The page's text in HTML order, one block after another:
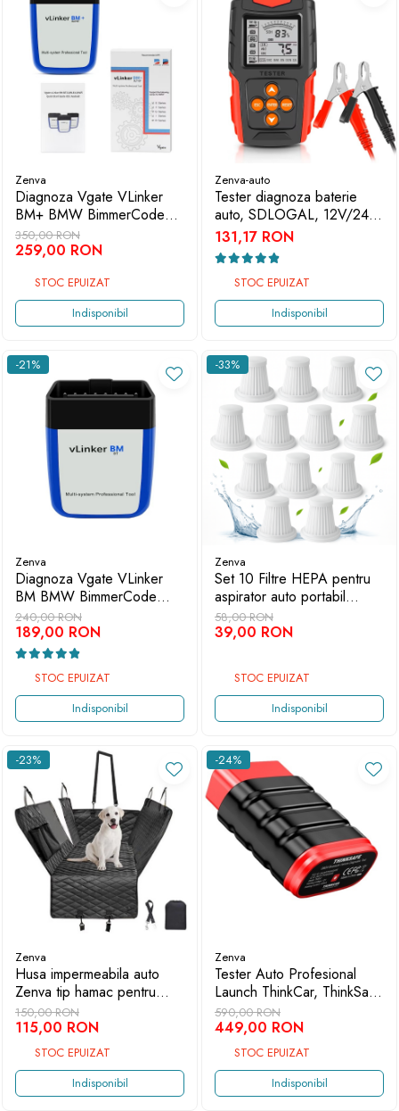
Zenva
Diagnoza Vgate VLinker
BM+ BMW BimmerCode
Resetari Live Data
Regenerare DPF, OS
350,00 RON
259,00 RON
STOC EPUIZAT
Indisponibil
Zenva-auto
Tester diagnoza baterie
auto, SDLOGAL, 12V/24V,
Afisaj digital, Compatibil cu
motociclete, autoturisme,
camioane, utilitare,
Negru/Rosu
131,17 RON
STOC EPUIZAT
Indisponibil
-21%
Zenva
Diagnoza Vgate VLinker
BM BMW BimmerCode
Resetari Live Data
Regenerare DPF, OS
Compatibil: Android
240,00 RON
189,00 RON
STOC EPUIZAT
Indisponibil
-33%
Zenva
Set 10 Filtre HEPA pentru
aspirator auto portabil
18000Pa
58,00 RON
39,00 RON
STOC EPUIZAT
Indisponibil
-23%
Zenva
Husa impermeabila auto
Zenva tip hamac pentru
animale - protectie spate
masina
150,00 RON
115,00 RON
STOC EPUIZAT
Indisponibil
-24%
Zenva
Tester Auto Profesional
Launch ThinkCar, ThinkSafe
OBD2 Bluetooth -
Diagnoză completă pentru
toate sistemele auto,
compatibil Android & IOS
590,00 RON
449,00 RON
STOC EPUIZAT
Indisponibil